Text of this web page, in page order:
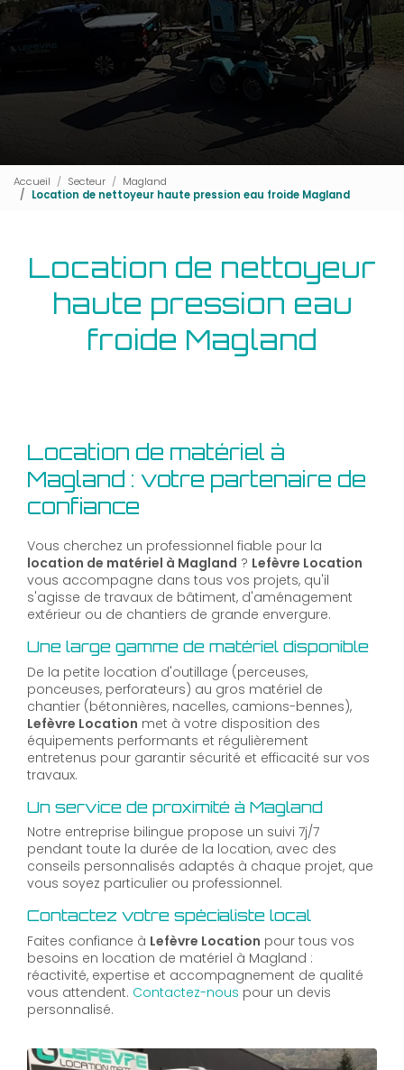
Accueil Secteur
Magland
Location de nettoyeur haute pression eau froide Magland
Location de nettoyeur
haute pression eau
froide Magland
Location de matériel à
Magland : votre partenaire de
confiance
Vous cherchez un professionnel fiable pour la
location de matériel à Magland ? Lefèvre Location
vous accompagne dans tous vos projets, qu'il
s'agisse de travaux de bâtiment, d'aménagement
extérieur ou de chantiers de grande envergure.
Une large gamme de matériel disponible
De la petite location d'outillage (perceuses,
ponceuses, perforateurs) au gros matériel de
chantier (bétonnières, nacelles, camions-bennes),
Lefèvre Location met à votre disposition des
équipements performants et régulièrement
entretenus pour garantir sécurité et efficacité sur vos
travaux.
Un service de proximité à Magland
Notre entreprise bilingue propose un suivi 7j/7
pendant toute la durée de la location, avec des
conseils personnalisés adaptés à chaque projet, que
vous soyez particulier ou professionnel.
Contactez votre spécialiste local
Faites confiance à Lefèvre Location pour tous vos
besoins en location de matériel à Magland :
réactivité, expertise et accompagnement de qualité
vous attendent. Contactez-nous pour un devis
personnalisé.